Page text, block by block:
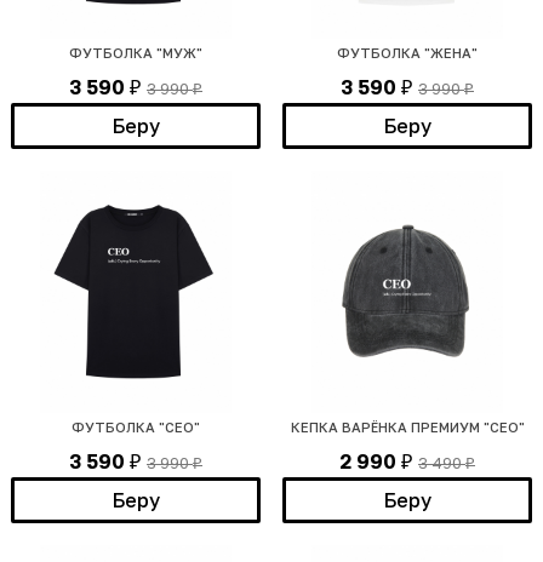
ФУТБОЛКА "МУЖ"
3 590 ₽ 3 990₽
Беру
ФУТБОЛКА "ЖЕНА"
3 590 ₽ 3 990₽
Беру
ФУТБОЛКА "СЕО"
3 590 ₽ 3 990₽
Беру
КЕПКА ВАРЁНКА ПРЕМИУМ "СЕО"
2 990 ₽ 3 490₽
Беру